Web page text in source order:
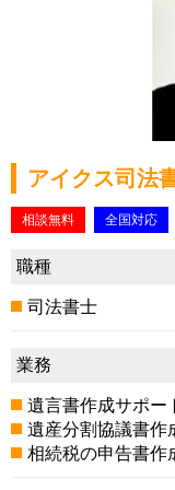
アイクス司法
相談無料 全国対応
職種
司法書士
業務
遺言書作成サポー
遺産分割協議書作
相続税の申告書作